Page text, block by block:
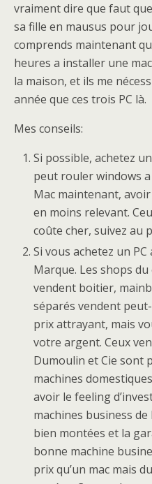
vraiment dire que faut
sa fille en mausus pour
comprends maintenant
heures a installer une
la maison, et ils me
année que ces trois PC là.
Mes conseils:
Si possible, achetez
peut rouler windows
Mac maintenant,
en moins relevant.
coûte cher, suivez au
Si vous achetez un
Marque. Les shops
vendent boitier,
séparés vendent
prix attrayant, mais
votre argent. Ceux
Dumoulin et Cie sont
machines
avoir le feeling
machines business de
bien montées et la
bonne machine
prix qu’un mac mais